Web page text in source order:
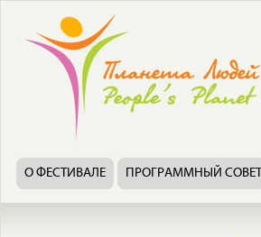
О ФЕСТИВАЛЕ ПРОГРАММНЫЙ СОВЕТ